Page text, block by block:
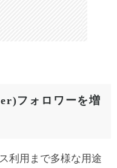
フォロワーを増
利用まで多様な用途